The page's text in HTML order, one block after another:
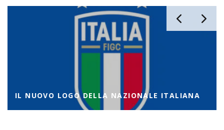
IL NUOVO LOGO DELLA NAZIONALE ITALIANA